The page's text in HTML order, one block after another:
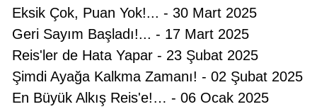
Eksik Çok, Puan Yok!... - 30 Mart 2025
Geri Sayım Başladı!... - 17 Mart 2025
Reis'ler de Hata Yapar - 23 Şubat 2025
Şimdi Ayağa Kalkma Zamanı! - 02 Şubat 2025
En Büyük Alkış Reis'e!… - 06 Ocak 2025
Hüseyin KURT
Atatürk'ün Adıyla, Üniter Devletin
Temelleriyle Oynanamaz
Feyzullah Akçay ANIL